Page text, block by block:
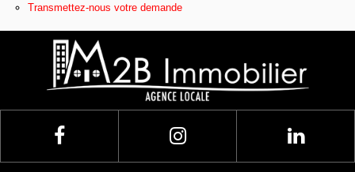
Transmettez-nous votre demande